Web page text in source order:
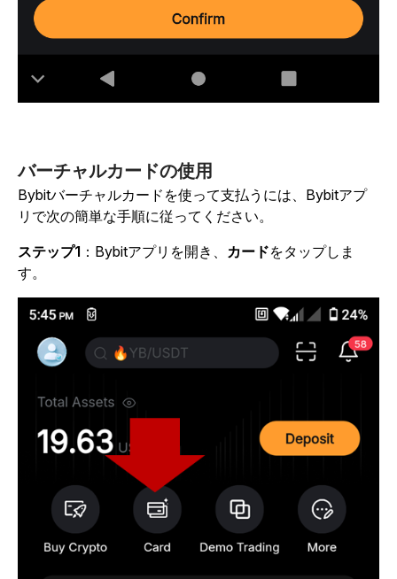
バーチャルカードの使用
Bybitバーチャルカードを使って支払うには、Bybitアプ
リで次の簡単な手順に従ってください。
ステップ1 ：Bybitアプリを開き、 カードをタップしま
す。